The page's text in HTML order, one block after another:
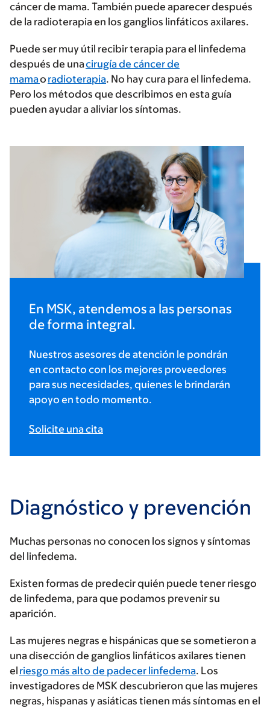
cáncer de mama. También puede aparecer después
de la radioterapia en los ganglios linfáticos axilares.
Puede ser muy útil recibir terapia para el linfedema
después de unacirugía de cáncer de
mamao radioterapia. No hay cura para el linfedema.
Pero los métodos que describimos en esta guía
pueden ayudar a aliviar los síntomas.
En MSK, atendemos a las personas
de forma integral.
Nuestros asesores de atención le pondrán
en contacto con los mejores proveedores
para sus necesidades, quienes le brindarán
apoyo en todo momento.
Solicite una cita
Diagnóstico y prevención
Muchas personas no conocen los signos y síntomas
del linfedema.
Existen formas de predecir quién puede tener riesgo
de linfedema, para que podamos prevenir su
aparición.
Las mujeres negras e hispánicas que se sometieron a
una disección de ganglios linfáticos axilares tienen
el riesgo más alto de padecer linfedema. Los
investigadores de MSK descubrieron que las mujeres
negras, hispanas y asiáticas tienen más síntomas en el